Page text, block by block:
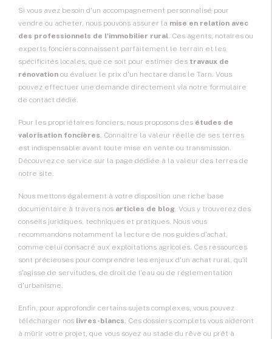
Si vous avez besoin d'un accompagnement personnalisé pour
vendre ou acheter, nous pouvons assurer la mise en relation avec
des professionnels de l'immobilier rural. Ces agents, notaires ou
experts fonciers connaissent parfaitement le terrain et les
spécificités locales, que ce soit pour estimer des travaux de
rénovation ou évaluer le prix d'un hectare dans le Tarn. Vous
pouvez effectuer une demande directement via notre formulaire
de contact dédié.
Pour les propriétaires fonciers, nous proposons des études de
valorisation foncières. Connaître la valeur réelle de ses terres
est indispensable avant toute mise en vente ou transmission.
Découvrez ce service sur la page dédiée à la valeur des terres de
notre site.
Nous mettons également à votre disposition une riche base
documentaire à travers nos articles de blog. Vous y trouverez des
conseils juridiques, techniques et pratiques. Nous vous
recommandons notamment la lecture de nos guides d'achat,
comme celui consacré aux exploitations agricoles. Ces ressources
sont précieuses pour comprendre les enjeux d'un achat rural, qu'il
s'agisse de servitudes, de droit de l'eau ou de réglementation
d'urbanisme.
Enfin, pour approfondir certains sujets complexes, vous pouvez
télécharger nos livres-blancs. Ces dossiers complets vous aideront
à mûrir votre projet, que vous soyez au stade du rêve ou prêt à